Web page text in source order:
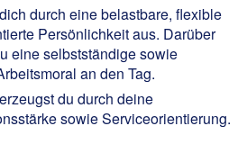
durch eine belastbare, flexible
Persönlichkeit aus. Darüber
eine selbstständige sowie
an den Tag.
du durch deine
sowie Serviceorientierung.